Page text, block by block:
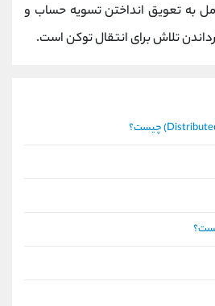
به تعویق انداختن تسویه حساب و
تلاش برای انتقال توکن است.